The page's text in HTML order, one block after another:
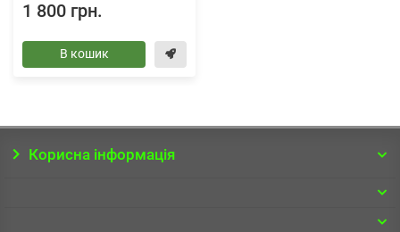
1 800 грн.
В кошик
Корисна інформація